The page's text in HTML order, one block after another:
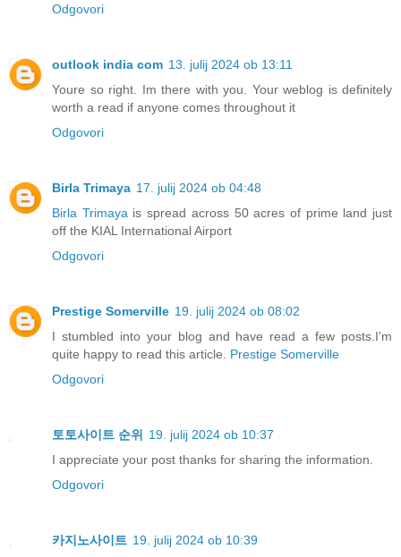
Odgovori
outlook india com 13. julij 2024 ob 13:11
Youre so right. Im there with you. Your weblog is definitely
worth a read if anyone comes throughout it
Odgovori
Birla Trimaya 17. julij 2024 ob 04:48
Birla Trimaya is spread across 50 acres of prime land just
off the KIAL International Airport
Odgovori
Prestige Somerville 19. julij 2024 ob 08:02
I stumbled into your blog and have read a few posts.I'm
quite happy to read this article. Prestige Somerville
Odgovori
토토사이트 순위
19. julij 2024 ob 10:37
I appreciate your post thanks for sharing the information.
Odgovori
카지노사이트 19. julij 2024 ob 10:39